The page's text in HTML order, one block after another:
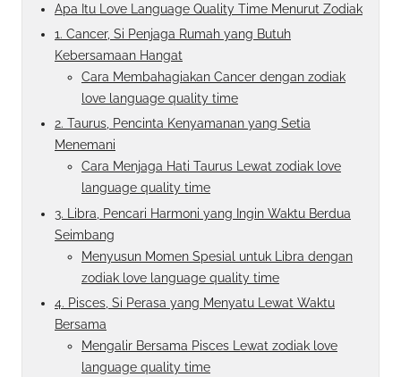
Apa Itu Love Language Quality Time Menurut Zodiak
1. Cancer, Si Penjaga Rumah yang Butuh
Kebersamaan Hangat
Cara Membahagiakan Cancer dengan zodiak
love language quality time
2. Taurus, Pencinta Kenyamanan yang Setia
Menemani
Cara Menjaga Hati Taurus Lewat zodiak love
language quality time
3. Libra, Pencari Harmoni yang Ingin Waktu Berdua
Seimbang
Menyusun Momen Spesial untuk Libra dengan
zodiak love language quality time
4. Pisces, Si Perasa yang Menyatu Lewat Waktu
Bersama
Mengalir Bersama Pisces Lewat zodiak love
language quality time